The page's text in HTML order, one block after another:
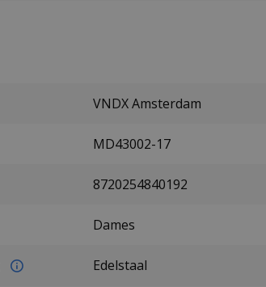
VNDX Amsterdam
MD43002-17
8720254840192
Dames
Edelstaal